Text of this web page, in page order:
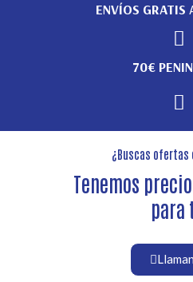
ENVÍOS GRATIS
70€
¿Buscas ofertas
Tenemos
para